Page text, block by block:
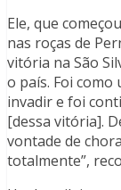
Ele, que
nas roças de
vitória na São
o país. Foi como
invadir e foi
[dessa vitória].
vontade de
totalmente”,